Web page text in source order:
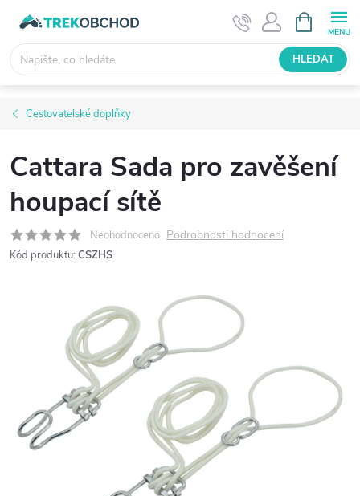
obsah
NÁKUPNÍ
KOŠÍK
HLEDAT
Cestovatelské doplňky
Cattara Sada pro zavěšení
houpací sítě
Neohodnoceno Podrobnosti hodnocení
Kód produktu: CSZHS